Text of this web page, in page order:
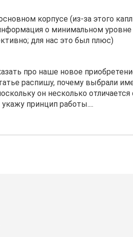
корпусе (из-за этого
о минимальном
для нас это был плюс)
про наше новое
распишу, почему выбрали
он несколько
принцип работы....